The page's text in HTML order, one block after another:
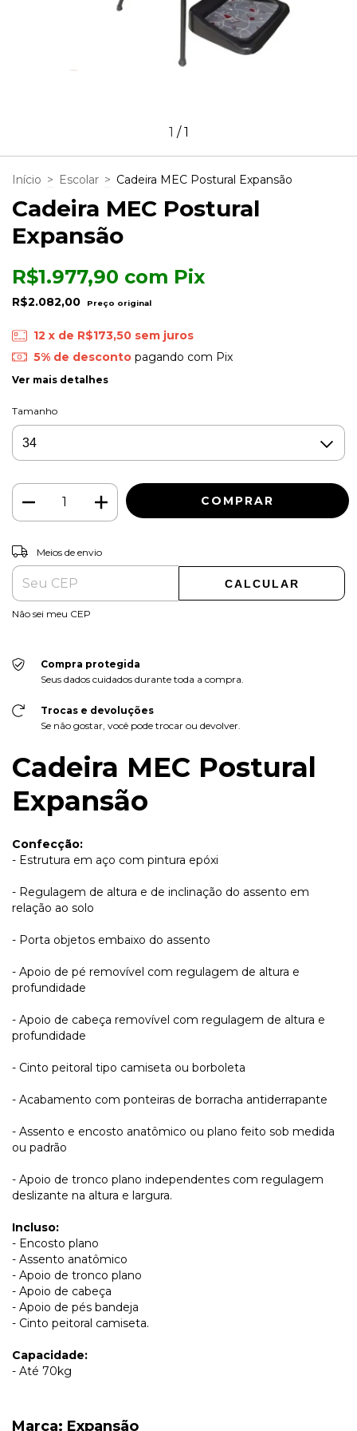
1 /1
Início > Escolar > Cadeira MEC Postural Expansão
Cadeira MEC Postural
Expansão
R$2.082,00
R$1.977,90 com Pix
12 x de R$173,50 sem juros
5% de descontopagando com Pix
Ver mais detalhes
Tamanho
Entregas para o CEP:
Meios de envio
CALCULAR
Não sei meu CEP
Compra protegida
Seus dados cuidados durante toda a compra.
Trocas e devoluções
Se não gostar, você pode trocar ou devolver.
Cadeira MEC Postural
Expansão
Confecção:
- Estrutura em aço com pintura epóxi
- Regulagem de altura e de inclinação do assento em
relação ao solo
- Porta objetos embaixo do assento
- Apoio de pé removível com regulagem de altura e
profundidade
- Apoio de cabeça removível com regulagem de altura e
profundidade
- Cinto peitoral tipo camiseta ou borboleta
- Acabamento com ponteiras de borracha antiderrapante
- Assento e encosto anatômico ou plano feito sob medida
ou padrão
- Apoio de tronco plano independentes com regulagem
deslizante na altura e largura.
Incluso:
- Encosto plano
- Assento anatômico
- Apoio de tronco plano
- Apoio de cabeça
- Apoio de pés bandeja
- Cinto peitoral camiseta.
Capacidade:
- Até 70kg
Marca: Expansão